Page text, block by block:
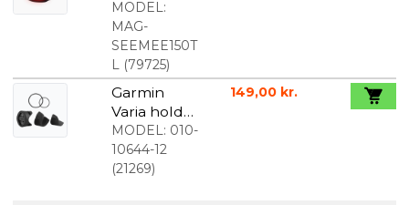
baglygte
MODEL:
MAG-
SEEMEE150T
L
(79725)
Garmin
Varia holder
o-ringe
MODEL: 010-
10644-12
(21269)
149,00 kr.